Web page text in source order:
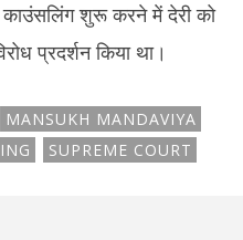
काउंसलिंग शुरू करने में देरी को
प्रदर्शन किया था।
MANSUKH MANDAVIYA
SUPREME COURT